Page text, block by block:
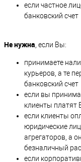
если частное
банковский счет
Не нужна, если Вы:
принимаете
курьеров, а те
банковский счет
если вы
клиенты платят
если клиенты
юридические
агрегаторов, а
безналичный
если